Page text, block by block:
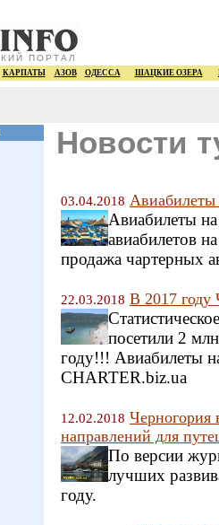
ПОРТАЛ
КАРПАТЫ АЗОВ ОДЕССА ШАЦКИЕ ОЗЕРА
Новости
03.04.2018
Авиабилеты
авиабилетов
продажа чартерных
22.03.2018 В 2017 году
посетили 2
году!!! Авиабилеты
CHARTER.biz.ua
12.02.2018
направлений для
По версии
лучших
году.